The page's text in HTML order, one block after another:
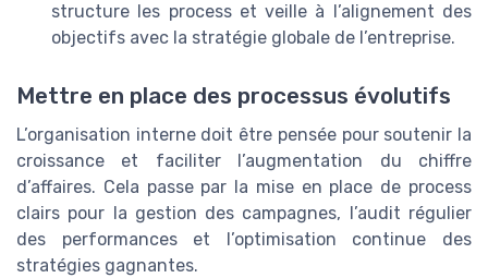
structure les process et veille à l’alignement des
objectifs avec la stratégie globale de l’entreprise.
Mettre en place des processus évolutifs
L’organisation interne doit être pensée pour soutenir la
croissance et faciliter l’augmentation du chiffre
d’affaires. Cela passe par la mise en place de process
clairs pour la gestion des campagnes, l’audit régulier
des performances et l’optimisation continue des
stratégies gagnantes.